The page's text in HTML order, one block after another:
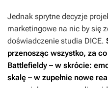
Jednak sprytne decyzje
marketingowe na nic by się
doświadczenie studia DICE.
przenosząc wszystko, za
Battlefieldy – w skrócie:
skalę – w zupełnie nowe